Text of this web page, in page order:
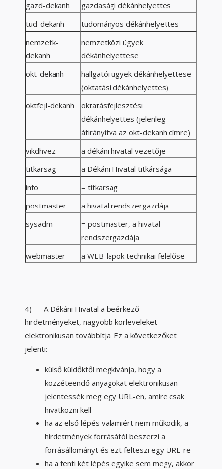
gazd-dekanh
gazdasági dékánhelyettes
tud-dekanh
tudományos dékánhelyettes
nemzetk-
dekanh
nemzetközi ügyek
dékánhelyettese
okt-dekanh
hallgatói ügyek dékánhelyettese
(oktatási dékánhelyettes)
oktfejl-dekanh
oktatásfejlesztési
dékánhelyettes (jelenleg
átirányítva az okt-dekanh címre)
vikdhvez
a dékáni hivatal vezetője
titkarsag
a Dékáni Hivatal titkársága
info
= titkarsag
postmaster
a hivatal rendszergazdája
sysadm
= postmaster, a hivatal
rendszergazdája
webmaster
a WEB-lapok technikai felelőse
4) A Dékáni Hivatal a beérkező
hirdetményeket, nagyobb körleveleket
elektronikusan továbbítja. Ez a következőket
jelenti:
külső küldőktől megkívánja, hogy a
közzéteendő anyagokat elektronikusan
jelentessék meg egy URL-en, amire csak
hivatkozni kell
ha az első lépés valamiért nem működik, a
hirdetmények forrásától beszerzi a
forrásállományt és ezt felteszi egy URL-re
ha a fenti két lépés egyike sem megy, akkor